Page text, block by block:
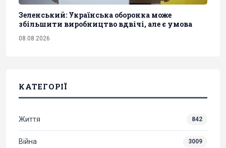
Зеленський: Українська оборонка може
збільшити виробництво вдвічі, але є умова
08.08.2026
КАТЕГОРІЇ
Життя 842
Війна 3009